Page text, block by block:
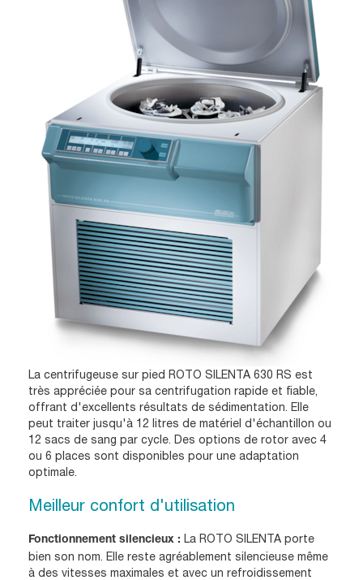
La centrifugeuse sur pied ROTO SILENTA 630 RS est
très appréciée pour sa centrifugation rapide et fiable,
offrant d'excellents résultats de sédimentation. Elle
peut traiter jusqu'à 12 litres de matériel d'échantillon ou
12 sacs de sang par cycle. Des options de rotor avec 4
ou 6 places sont disponibles pour une adaptation
optimale.
Meilleur confort d'utilisation
Fonctionnement silencieux : La ROTO SILENTA porte
bien son nom. Elle reste agréablement silencieuse même
à des vitesses maximales et avec un refroidissement